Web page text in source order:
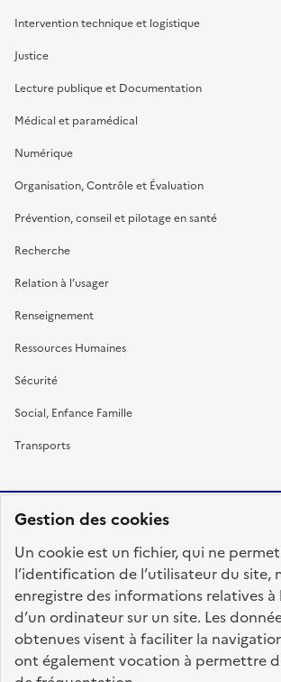
Gestion des cookies
Un cookie est un fichier, qui ne
l’identification de l’utilisateur du site,
enregistre des informations relatives
d’un ordinateur sur un site. Les
obtenues visent à faciliter la
ont également vocation à permettre
Intervention technique et logistique
Justice
Lecture publique et Documentation
Médical et paramédical
Numérique
Organisation, Contrôle et Évaluation
Prévention, conseil et pilotage en santé
Recherche
Relation à l’usager
Renseignement
Ressources Humaines
Sécurité
Social, Enfance Famille
Transports
FRANÇAISE
fonction-publique.gouv.fr